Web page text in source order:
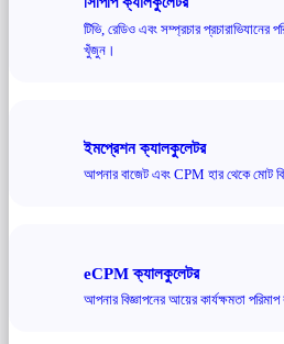
টিভি, রেডিও এবং সম্প্রচার প্রচারাভিযানের
খুঁজুন।
ইমপ্রেশন ক্যালকুলেটর
আপনার বাজেট এবং CPM হার থেকে মোট
eCPM ক্যালকুলেটর
আপনার বিজ্ঞাপনের আয়ের কার্যক্ষমতা